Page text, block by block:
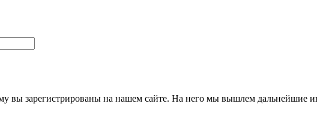
вы зарегистрированы на нашем сайте. На него мы вышлем дальнейшие